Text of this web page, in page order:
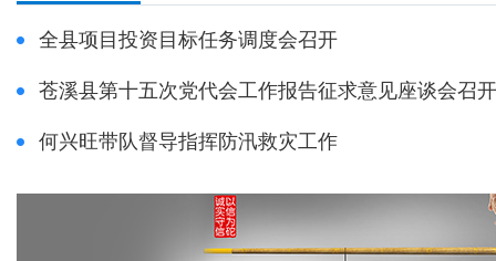
全县项目投资目标任务调度会召开
苍溪县第十五次党代会工作报告征求意见座谈会召开
何兴旺带队督导指挥防汛救灾工作